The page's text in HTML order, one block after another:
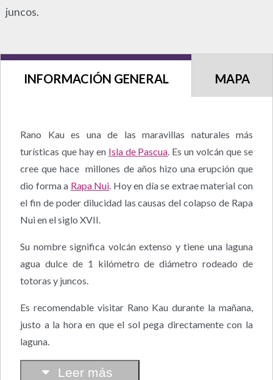
juncos.
INFORMACIÓN GENERAL MAPA
Rano Kau es una de las maravillas naturales más
turísticas que hay en Isla de Pascua . Es un volcán que se
cree que hace millones de años hizo una erupción que
dio forma a Rapa Nui . Hoy en día se extrae material con
el fin de poder dilucidad las causas del colapso de Rapa
Nui en el siglo XVII.
Su nombre significa volcán extenso y tiene una laguna
agua dulce de 1 kilómetro de diámetro rodeado de
totoras y juncos.
Es recomendable visitar Rano Kau durante la mañana,
justo a la hora en que el sol pega directamente con la
laguna.
Leer más